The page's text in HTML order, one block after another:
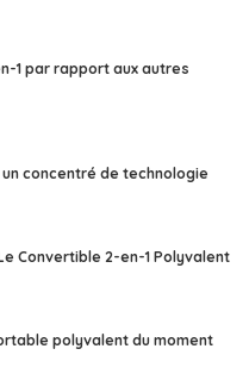
1 par rapport aux autres
un concentré de technologie
Convertible 2-en-1 Polyvalent
polyvalent du moment